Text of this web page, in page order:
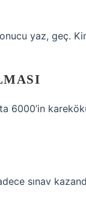
yaz, geç.
6000’in
sınav